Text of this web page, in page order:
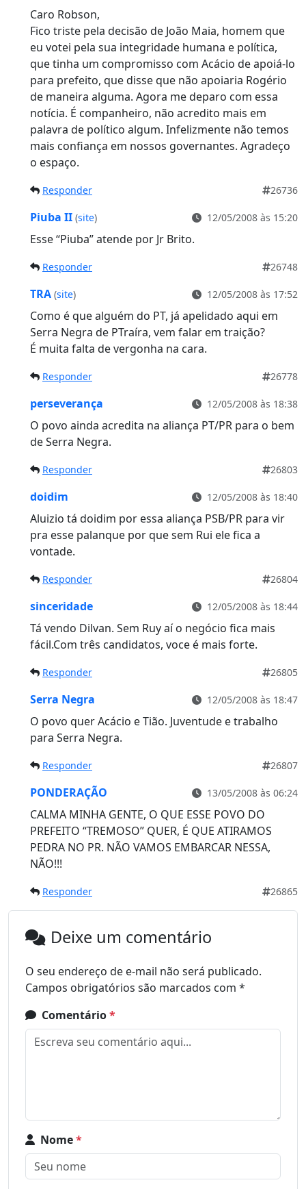
Caro Robson,
Fico triste pela decisão de João Maia, homem que
eu votei pela sua integridade humana e política,
que tinha um compromisso com Acácio de apoiá-lo
para prefeito, que disse que não apoiaria Rogério
de maneira alguma. Agora me deparo com essa
notícia. É companheiro, não acredito mais em
palavra de político algum. Infelizmente não temos
mais confiança em nossos governantes. Agradeço
o espaço.
Responder 26736
Piuba II (site) 12/05/2008 às 15:20
Esse “Piuba” atende por Jr Brito.
Responder 26748
TRA (site) 12/05/2008 às 17:52
Como é que alguém do PT, já apelidado aqui em
Serra Negra de PTraíra, vem falar em traição?
É muita falta de vergonha na cara.
Responder 26778
perseverança 12/05/2008 às 18:38
O povo ainda acredita na aliança PT/PR para o bem
de Serra Negra.
Responder 26803
doidim 12/05/2008 às 18:40
Aluizio tá doidim por essa aliança PSB/PR para vir
pra esse palanque por que sem Rui ele fica a
vontade.
Responder 26804
sinceridade 12/05/2008 às 18:44
Tá vendo Dilvan. Sem Ruy aí o negócio fica mais
fácil.Com três candidatos, voce é mais forte.
Responder 26805
Serra Negra 12/05/2008 às 18:47
O povo quer Acácio e Tião. Juventude e trabalho
para Serra Negra.
Responder 26807
PONDERAÇÃO 13/05/2008 às 06:24
CALMA MINHA GENTE, O QUE ESSE POVO DO
PREFEITO “TREMOSO” QUER, É QUE ATIRAMOS
PEDRA NO PR. NÃO VAMOS EMBARCAR NESSA,
NÃO!!!
Responder 26865
Deixe um comentário
O seu endereço de e-mail não será publicado.
Campos obrigatórios são marcados com *
Comentário*
Nome*